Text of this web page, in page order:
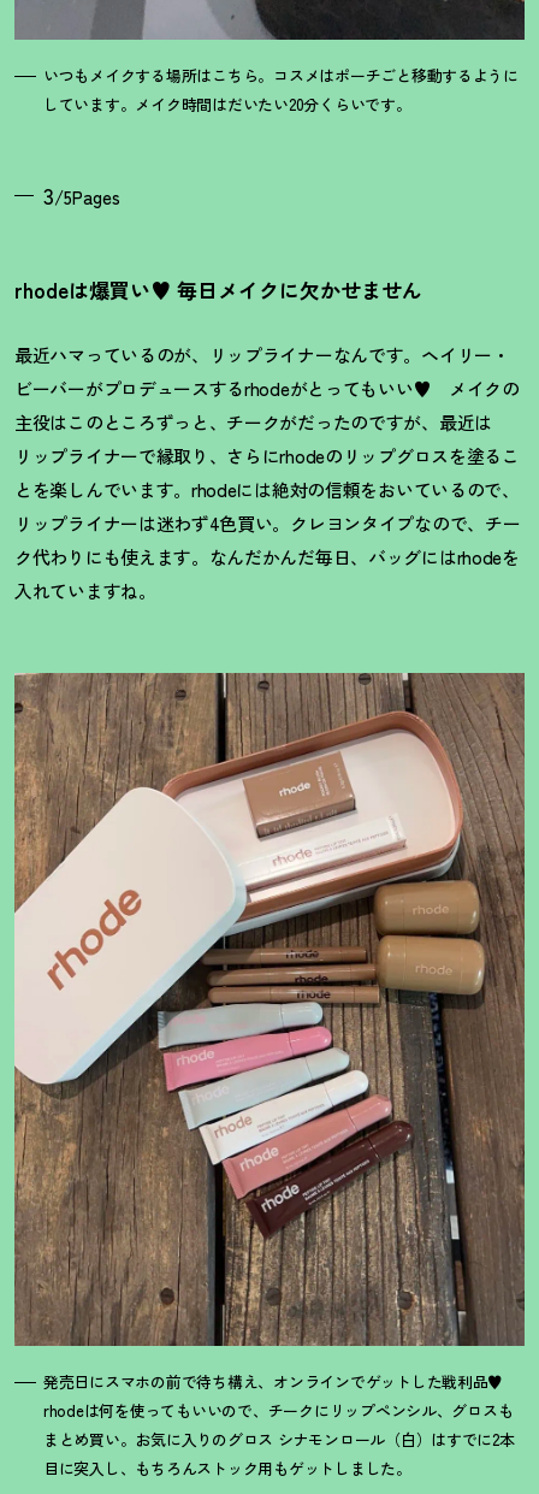
いつもメイクする場所はこちら。コスメはポーチごと移動するように
しています。メイク時間はだいたい20分くらいです。
3/5Pages
rhodeは爆買い♥ 毎日メイクに欠かせません
最近ハマっているのが、リップライナーなんです。ヘイリー・
ビーバーがプロデュースするrhodeがとってもいい♥ メイクの
主役はこのところずっと、チークがだったのですが、最近は
リップライナーで縁取り、さらにrhodeのリップグロスを塗るこ
とを楽しんでいます。rhodeには絶対の信頼をおいているので、
リップライナーは迷わず4色買い。クレヨンタイプなので、チー
ク代わりにも使えます。なんだかんだ毎日、バッグにはrhodeを
入れていますね。
発売日にスマホの前で待ち構え、オンラインでゲットした戦利品♥
rhodeは何を使ってもいいので、チークにリップペンシル、グロスも
まとめ買い。お気に入りのグロス シナモンロール（白）はすでに2本
目に突入し、もちろんストック用もゲットしました。